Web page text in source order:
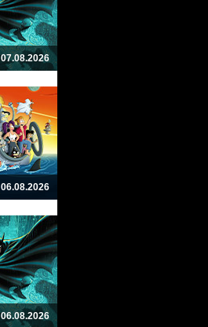
07.08.2026
06.08.2026
06.08.2026